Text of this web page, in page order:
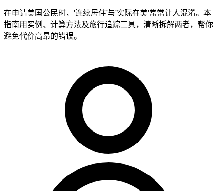
在申请美国公民时，'连续居住'与'实际在美'常常让人混淆。本
指南用实例、计算方法及旅行追踪工具，清晰拆解两者，帮你
避免代价高昂的错误。